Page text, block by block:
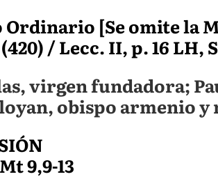
[Se omite la
/ Lecc. II, p. 16 LH,
virgen fundadora;
obispo armenio
9,9-13